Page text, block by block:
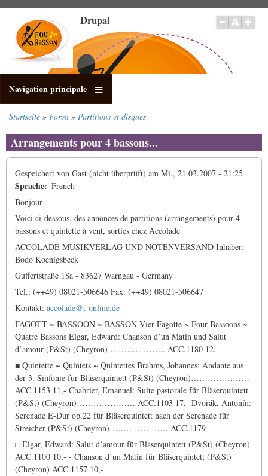
Inhalt
Drupal
Navigation principale
Startseite Foren Partitions et disques
Arrangements pour 4 bassons...
Gespeichert von Gast (nicht überprüft) am Mi., 21.03.2007 - 21:25
Sprache
French
Bonjour
Voici ci-dessous, des annonces de partitions (arrangements) pour 4
bassons et quintette à vent, sorties chez Accolade
ACCOLADE MUSIKVERLAG UND NOTENVERSAND Inhaber:
Bodo Koenigsbeck
Guffertstraße 18a - 83627 Warngau - Germany
Tel.: (++49) 08021-506646 Fax: (++49) 08021-506647
Kontakt: accolade@t-online.de
FAGOTT ~ BASSOON ~ BASSON Vier Fagotte ~ Four Bassoons ~
Quatre Bassons Elgar, Edward: Chanson d’un Matin und Salut
d’amour (P&St) (Cheyron) ……………….. ACC.1180 12,-
■ Quintette ~ Quintets ~ Quintettes Brahms, Johannes: Andante aus
der 3. Sinfonie für Bläserquintett (P&St) (Cheyron)…………………
ACC.1153 11,- Chabrier, Emanuel: Suite pastorale für Bläserquintett
(P&St) (Cheyron)………………… ACC.1103 17,- Dvořák, Antonín:
Serenade E-Dur op.22 für Bläserquintett nach der Serenade für
Streicher (P&St) (Cheyron)………………… ACC.1179
□ Elgar, Edward: Salut d’amour für Bläserquintett (P&St) (Cheyron)
ACC.1100 10,- - Chanson d’un Matin für Bläserquintett (P&St)
(Cheyron) ACC.1157 10,-